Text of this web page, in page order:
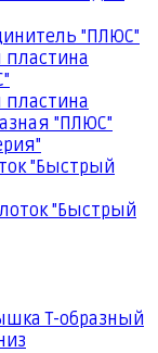
"ПЛЮС"
"ПЛЮС"
"Быстрый
"Быстрый
Т-образный